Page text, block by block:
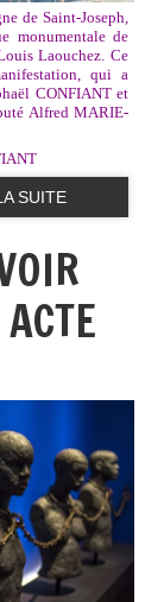
de Saint-Joseph,
monumentale de
Laouchez. Ce
qui a
CONFIANT et
Alfred MARIE-
SUITE